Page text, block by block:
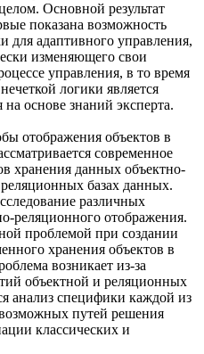
Основной результат
показана возможность
для адаптивного управления,
изменяющего свои
управления, в то время
логики является
основе знаний эксперта.
отображения объектов в
современное
хранения данных объектно-
базах данных.
различных
реляционного отображения.
проблемой при создании
хранения объектов в
возникает из-за
объектной и реляционных
анализ специфики каждой из
путей решения
классических и